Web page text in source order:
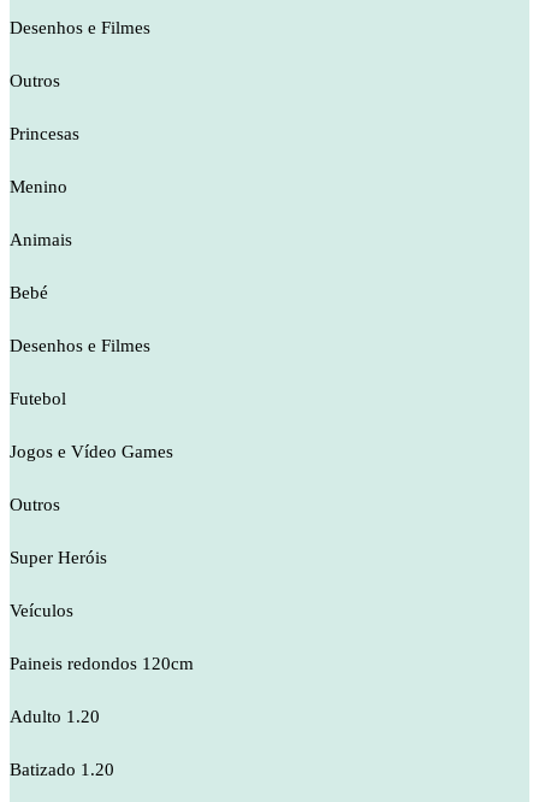
Desenhos e Filmes
Outros
Princesas
Menino
Animais
Bebé
Desenhos e Filmes
Futebol
Jogos e Vídeo Games
Outros
Super Heróis
Veículos
Paineis redondos 120cm
Adulto 1.20
Batizado 1.20